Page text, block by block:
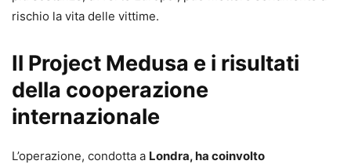
rischio la vita delle vittime.
Il Project Medusa e i risultati
della cooperazione
internazionale
L’operazione, condotta a Londra, ha coinvolto